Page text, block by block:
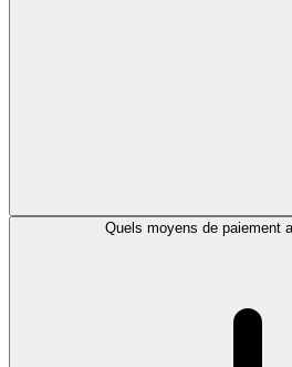
Quels moyens de paiement